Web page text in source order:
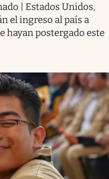
| Estados Unidos,
el ingreso al país a
hayan postergado este